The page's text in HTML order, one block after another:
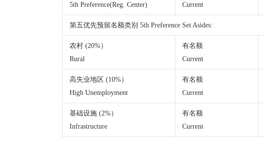
5th Preference(Reg. Center)
Current
第五优先预留名额类别 5th Preference Set Asides:
农村 (20%）
Rural
有名额
Current
高失业地区 (10%）
High Unemployment
有名额
Current
基础设施 (2%）
Infrastructure
有名额
Current